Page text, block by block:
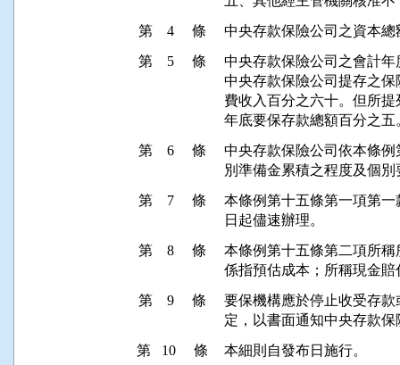
第 4 條
中央存款保險公司之資本
第 5 條
中央存款保險公司之會計
中央存款保險公司提存之
費收入百分之六十。但所
年底要保存款總額百分之五
第 6 條
中央存款保險公司依本條
別準備金累積之程度及個
第 7 條
本條例第十五條第一項第
日起儘速辦理。
第 8 條
本條例第十五條第二項所
係指預估成本；所稱現金
第 9 條
要保機構應於停止收受存
定，以書面通知中央存款保
第 10 條
本細則自發布日施行。